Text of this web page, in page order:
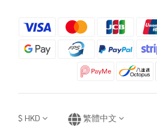
$ HKD 繁體中文